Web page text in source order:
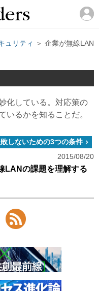
ュリティ
＞ 企業が無線LAN
化している。対応策の
いるかを知ることだ。
しないための3つの条件
2015/08/20
LANの課題を理解する